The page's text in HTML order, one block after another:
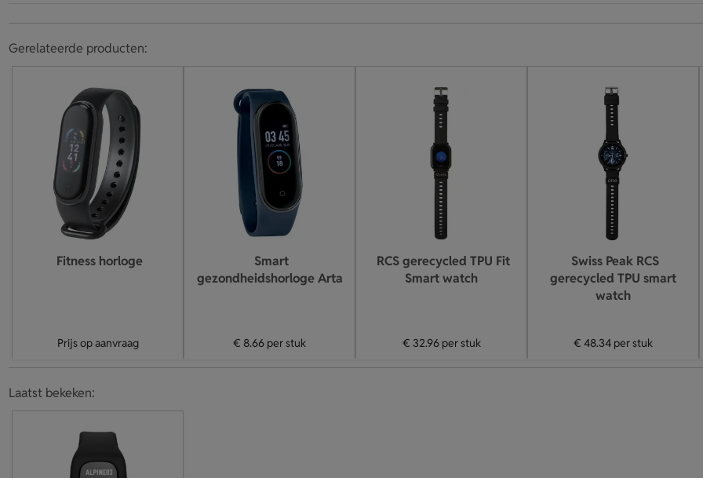
Gerelateerde producten:
Fitness horloge
Prijs op aanvraag
Smart
gezondheidshorloge Arta
€ 8.66 per stuk
RCS gerecycled TPU Fit
Smart watch
€ 32.96per stuk
Swiss Peak RCS
gerecycled TPU smart
watch
€ 48.34 per stuk
Laatst bekeken: